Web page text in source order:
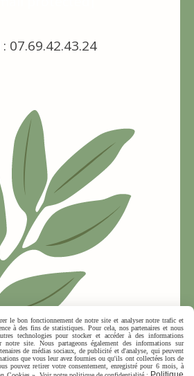
07.69.42.43.24
le bon fonctionnement de notre site et analyser notre trafic et
à des fins de statistiques. Pour cela, nos partenaires et nous
technologies pour stocker et accéder à des informations
notre site. Nous partageons également des informations sur
de médias sociaux, de publicité et d'analyse, qui peuvent
que vous leur avez fournies ou qu'ils ont collectées lors de
pouvez retirer votre consentement, enregistré pour 6 mois, à